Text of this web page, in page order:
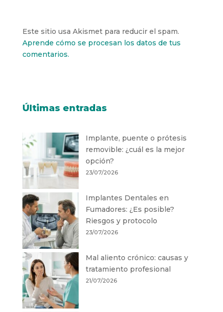
Este sitio usa Akismet para reducir el spam.
Aprende cómo se procesan los datos de tus
comentarios.
Últimas entradas
Implante, puente o prótesis
removible: ¿cuál es la mejor
opción?
23/07/2026
Implantes Dentales en
Fumadores: ¿Es posible?
Riesgos y protocolo
23/07/2026
Mal aliento crónico: causas y
tratamiento profesional
21/07/2026